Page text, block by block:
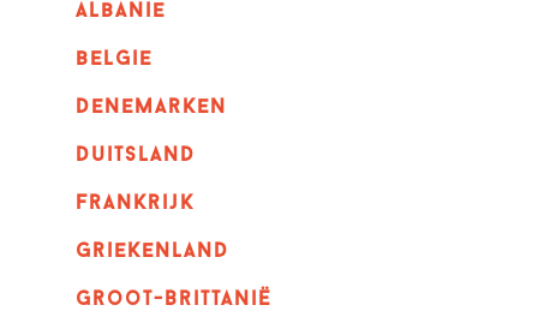
albanie
belgie
denemarken
duitsland
frankrijk
griekenland
Groot-Brittanië